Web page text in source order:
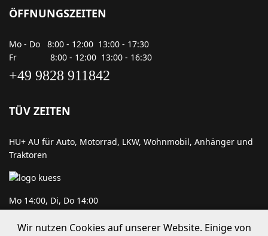
ÖFFNUNGSZEITEN
Mo - Do 8:00 - 12:00 13:00 - 17:30
Fr 8:00 - 12:00 13:00 - 16:30
+49 9828 911842
TÜV ZEITEN
HU+ AU für Auto, Motorrad, LKW, Wohnmobil, Anhänger und
Traktoren
Mo 14:00, Di, Do 14:00
Wir nutzen Cookies auf unserer Website. Einige von